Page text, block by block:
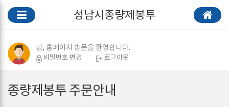
성남시종량제봉투
님, 홈페이지 방문을 환영합니다.
비밀번호 변경 로그아웃
종량제봉투 주문안내